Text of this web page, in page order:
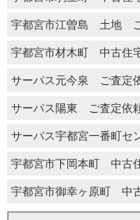
宇都宮市江曽島 土地
宇都宮市材木町 中古住
サーパス元今泉 ご査定
サーパス陽東 ご査定依
サーパス宇都宮一番町
宇都宮市下岡本町 中古
宇都宮市御幸ヶ原町 中